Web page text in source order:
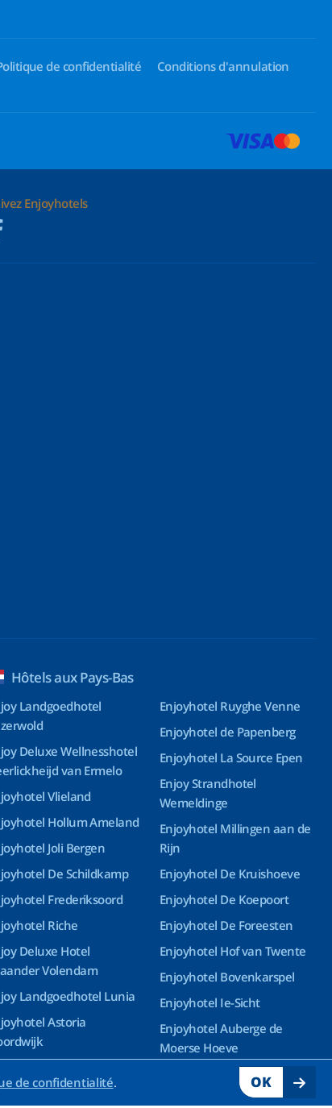
de confidentialité. OK
de confidentialité
Conditions d'annulation
Enjoyhotels
Hôtels aux Pays-Bas
Landgoedhotel
Deluxe Wellnesshotel
van Ermelo
Vlieland
Hollum Ameland
Joli Bergen
De Schildkamp
Frederiksoord
Riche
Deluxe Hotel
Volendam
Landgoedhotel Lunia
Astoria
Enjoyhotel Ruyghe Venne
Enjoyhotel de Papenberg
Enjoyhotel La Source Epen
Enjoy Strandhotel
Wemeldinge
Enjoyhotel Millingen aan de
Rijn
Enjoyhotel De Kruishoeve
Enjoyhotel De Koepoort
Enjoyhotel De Foreesten
Enjoyhotel Hof van Twente
Enjoyhotel Bovenkarspel
Enjoyhotel Ie-Sicht
Enjoyhotel Auberge de
Moerse Hoeve